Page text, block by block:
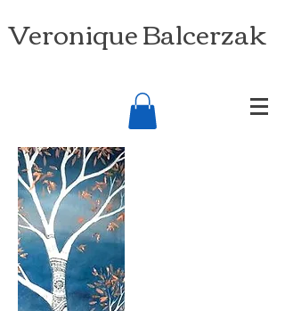
Veronique Balcerzak